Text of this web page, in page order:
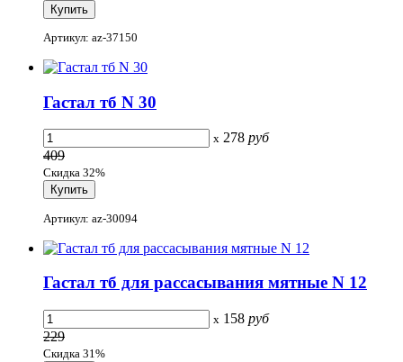
Артикул: az-37150
Гастал тб N 30
x 278 руб
409
Скидка 32%
Артикул: az-30094
Гастал тб для рассасывания мятные N 12
x 158 руб
229
Скидка 31%